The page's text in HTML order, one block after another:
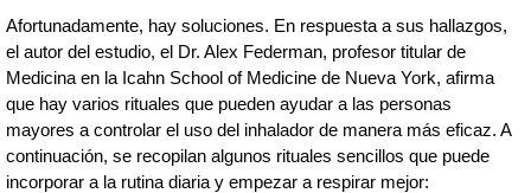
Afortunadamente, hay soluciones. En respuesta a sus hallazgos,
el autor del estudio, el Dr. Alex Federman, profesor titular de
Medicina en la Icahn School of Medicine de Nueva York, afirma
que hay varios rituales que pueden ayudar a las personas
mayores a controlar el uso del inhalador de manera más eficaz. A
continuación, se recopilan algunos rituales sencillos que puede
incorporar a la rutina diaria y empezar a respirar mejor: